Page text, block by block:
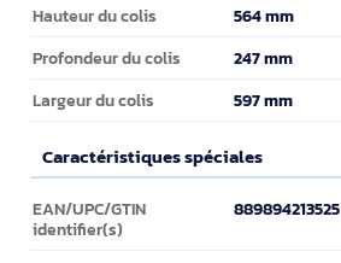
Hauteur du colis 564 mm
Profondeur du colis 247 mm
Largeur du colis 597 mm
Caractéristiques spéciales
Caractéristiques spéciales
EAN/UPC/GTIN
identifier(s)
889894213525